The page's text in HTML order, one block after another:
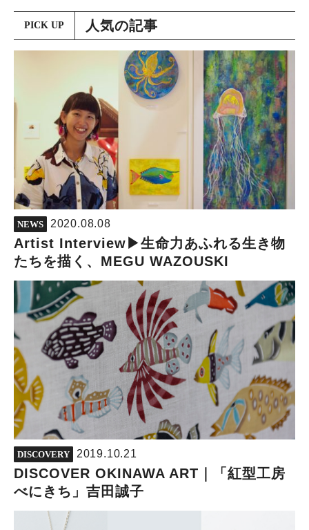
人気の記事
PICK UP
NEWS 2020.08.08
Artist Interview▶︎生命力あふれる生き物
たちを描く、MEGU WAZOUSKI
DISCOVERY 2019.10.21
DISCOVER OKINAWA ART｜「紅型工房
べにきち」吉田誠子